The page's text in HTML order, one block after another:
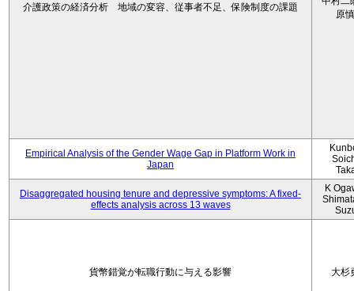
介護政策の経済分析 地域の変容、従事者不足、保険制度の課題
原
Empirical Analysis of the Gender Wage Gap in Platform Work in
Japan
Disaggregated housing tenure and depressive symptoms: A fixed-
effects analysis across 13 waves
K
貨幣錯覚が転職行動に与える影響 大杉